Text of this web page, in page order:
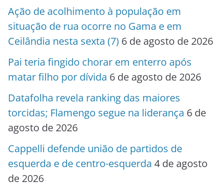
Ação de acolhimento à população em
situação de rua ocorre no Gama e em
Ceilândia nesta sexta (7) 6 de agosto de 2026
Pai teria fingido chorar em enterro após
matar filho por dívida 6 de agosto de 2026
Datafolha revela ranking das maiores
torcidas; Flamengo segue na liderança 6 de
agosto de 2026
Cappelli defende união de partidos de
esquerda e de centro-esquerda 4 de agosto
de 2026